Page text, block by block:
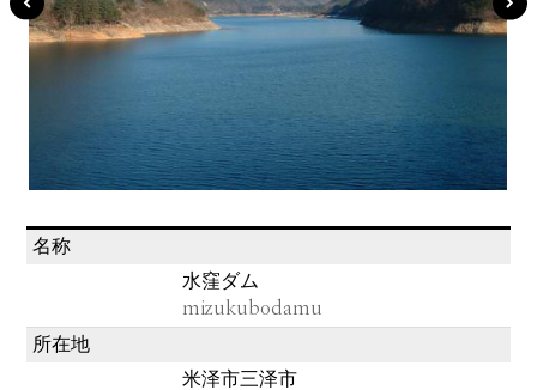
名称
水窪ダム
mizukubodamu
所在地
米泽市三泽市